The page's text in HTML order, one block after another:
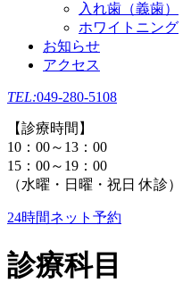
入れ歯（義歯）
ホワイトニング
お知らせ
アクセス
TEL:049-280-5108
【診療時間】
10：00～13：00
15：00～19：00
（水曜・日曜・祝日 休診）
24時間ネット予約
診療科目